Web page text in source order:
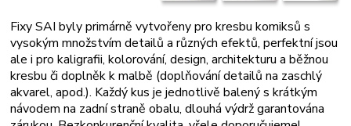
Fixy SAI byly primárně vytvořeny pro kresbu komiksů s
vysokým množstvím detailů a různých efektů, perfektní jsou
ale i pro kaligrafii, kolorování, design, architekturu a běžnou
kresbu či doplněk k malbě (doplňování detailů na zaschlý
akvarel, apod.). Každý kus je jednotlivě balený s krátkým
návodem na zadní straně obalu, dlouhá výdrž garantována